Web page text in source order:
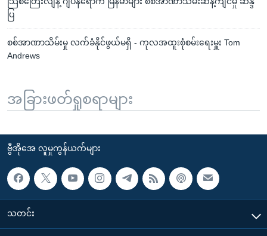
ပြ
စစ်အာဏာသိမ်းမှု လက်ခံနိုင်ဖွယ်မရှိ - ကုလအထူးစုံစမ်းရေးမှူး Tom
Andrews
အခြားဖတ်ရှုစရာများ
ဗွီအိုအေ လူမှုကွန်ယက်များ
သတင်း